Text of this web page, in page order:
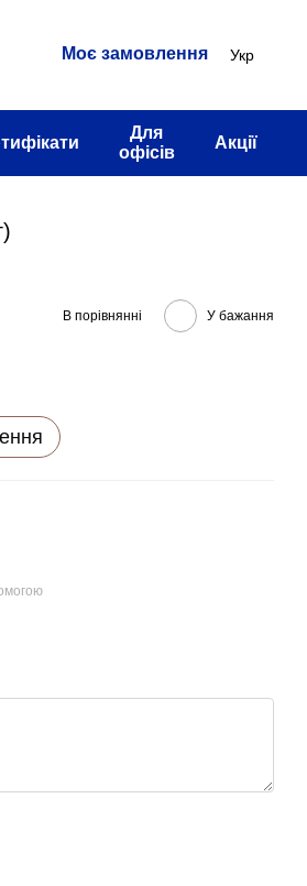
Моє замовлення Укр
Для
офісів
Акції
В порівнянні У бажання